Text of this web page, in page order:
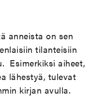
anneista on sen
tilanteisiin
Esimerkiksi aiheet,
lähestyä, tulevat
kirjan avulla.